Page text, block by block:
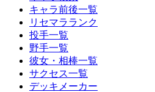
キャラ前後一覧
リセマラランク
投手一覧
野手一覧
彼女・相棒一覧
サクセス一覧
デッキメーカー